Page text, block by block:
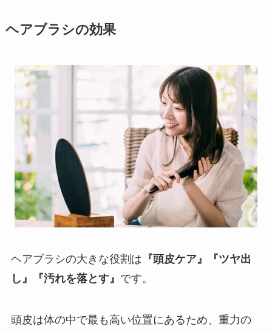
ヘアブラシの効果
ヘアブラシの大きな役割は 『頭皮ケア』『ツヤ出
し』『汚れを落とす』 です。
頭皮は体の中で最も高い位置にあるため、重力の